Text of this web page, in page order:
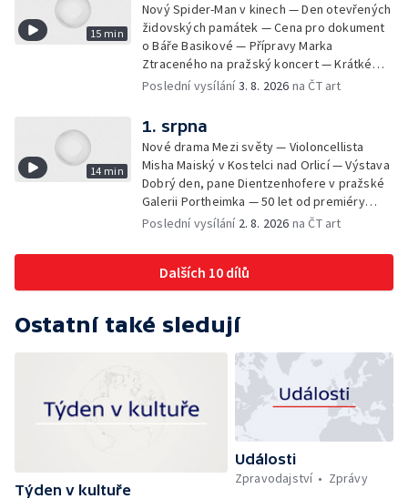
15 min
Nový Spider-Man v kinech — Den otevřených
židovských památek — Cena pro dokument
o Báře Basikové — Přípravy Marka
Ztraceného na pražský koncert — Krátké
zprávy z kultury — Nález historických
Poslední vysílání3. 8. 2026 na ČT art
14 min
1. srpna
Nové drama Mezi světy — Violoncellista
Misha Maiský v Kostelci nad Orlicí — Výstava
Dobrý den, pane Dientzenhofere v pražské
Galerii Portheimka — 50 let od premiéry
filmu Na samotě u lesa — Krátké zprávy z
Mercury
Poslední vysílání 2. 8. 2026 na ČT art
Dalších 10 dílů
Ostatní také sledují
Týden v kultuře
Události
Zpravodajství
Zprávy